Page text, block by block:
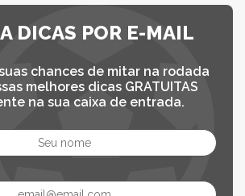
DICAS POR E-MAIL
chances de mitar na rodada
melhores dicas GRATUITAS
na sua caixa de entrada.